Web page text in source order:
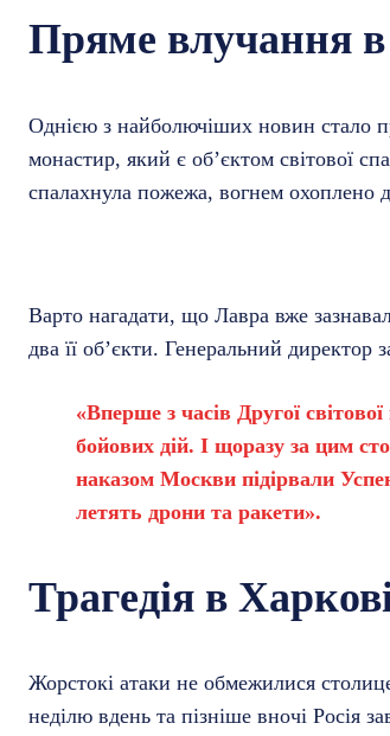
Пряме влучання
Однією з найболючіших новин стало
монастир, який є об’єктом світової
спалахнула пожежа, вогнем охоплено
Варто нагадати, що Лавра вже
два її об’єкти. Генеральний директор
«Вперше з часів Другої
бойових дій. І щоразу за цим
наказом Москви підірвали
летять дрони та ракети».
Трагедія в
Жорстокі атаки не обмежилися
неділю вдень та пізніше вночі Росія